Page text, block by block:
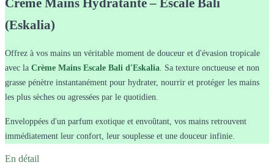
(Eskalia)
Offrez à vos mains un véritable moment de douceur et d'évasion tropicale
avec la Crème Mains Escale Bali d'Eskalia. Sa texture onctueuse et non
grasse pénètre instantanément pour hydrater, nourrir et protéger les mains
les plus sèches ou agressées par le quotidien.
Enveloppées d'un parfum exotique et envoûtant, vos mains retrouvent
immédiatement leur confort, leur souplesse et une douceur infinie.
En détail